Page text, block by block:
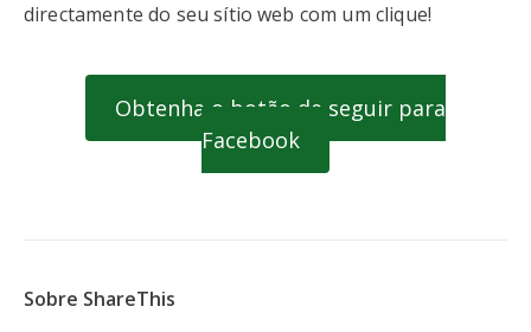
directamente do seu sítio web com um clique!
Obtenha o botão de seguir para
Facebook
Sobre ShareThis